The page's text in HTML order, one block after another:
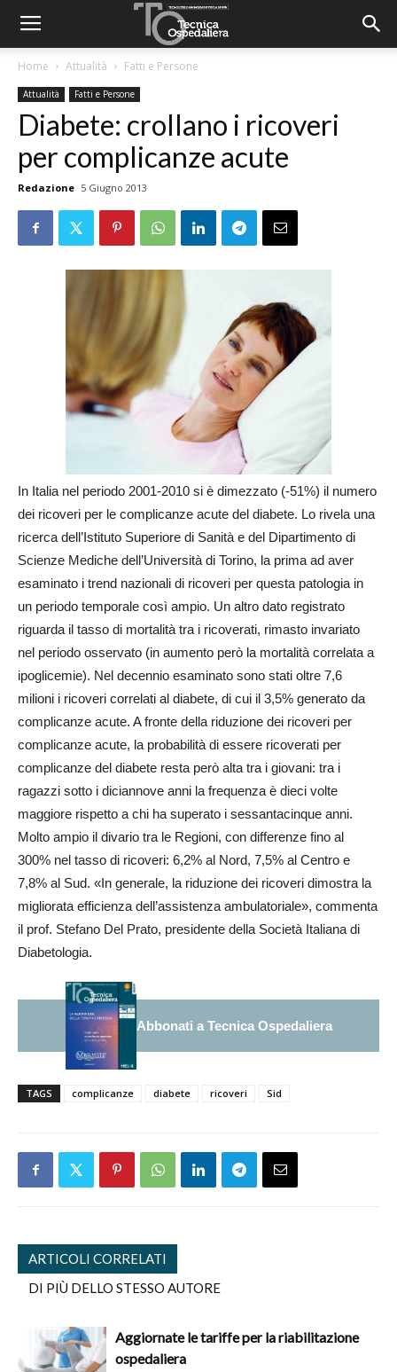
Home Attualità Fatti e Persone
Attualità Fatti e Persone
Diabete: crollano i ricoveri
per complicanze acute
Redazione 5 Giugno 2013
In Italia nel periodo 2001-2010 si è dimezzato (-51%) il numero
dei ricoveri per le complicanze acute del diabete. Lo rivela una
ricerca dell’Istituto Superiore di Sanità e del Dipartimento di
Scienze Mediche dell’Università di Torino, la prima ad aver
esaminato i trend nazionali di ricoveri per questa patologia in
un periodo temporale così ampio. Un altro dato registrato
riguarda il tasso di mortalità tra i ricoverati, rimasto invariato
nel periodo osservato (in aumento però la mortalità correlata a
ipoglicemie). Nel decennio esaminato sono stati oltre 7,6
milioni i ricoveri correlati al diabete, di cui il 3,5% generato da
complicanze acute. A fronte della riduzione dei ricoveri per
complicanze acute, la probabilità di essere ricoverati per
complicanze del diabete resta però alta tra i giovani: tra i
ragazzi sotto i diciannove anni la frequenza è dieci volte
maggiore rispetto a chi ha superato i sessantacinque anni.
Molto ampio il divario tra le Regioni, con differenze fino al
300% nel tasso di ricoveri: 6,2% al Nord, 7,5% al Centro e
7,8% al Sud. «In generale, la riduzione dei ricoveri dimostra la
migliorata efficienza dell’assistenza ambulatoriale», commenta
il prof. Stefano Del Prato, presidente della Società Italiana di
Diabetologia.
Abbonati a Tecnica Ospedaliera
TAGS complicanze diabete ricoveri Sid
ARTICOLI CORRELATI
DI PIÙ DELLO STESSO AUTORE
Aggiornate le tariffe per la riabilitazione
ospedaliera